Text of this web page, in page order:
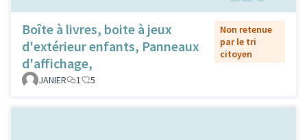
Boîte à livres, boite à jeux
d'extérieur enfants, Panneaux
d'affichage,
Non retenue
par le tri
citoyen
JANIER 1 5